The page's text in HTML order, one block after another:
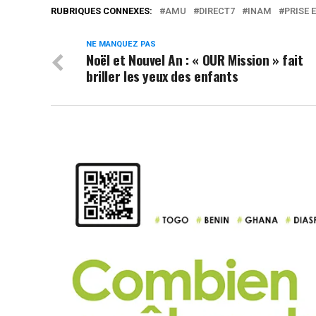
RUBRIQUES CONNEXES: AMU DIRECT7 INAM PRISE
NE MANQUEZ PAS
Noël et Nouvel An : « OUR Mission » fait
briller les yeux des enfants